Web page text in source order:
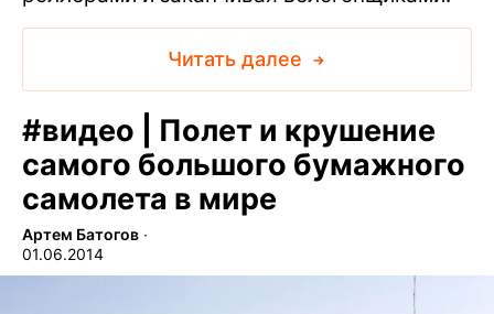
Читать далее
#видео | Полет и крушение
самого большого бумажного
самолета в мире
Артем Батогов ∙
01.06.2014